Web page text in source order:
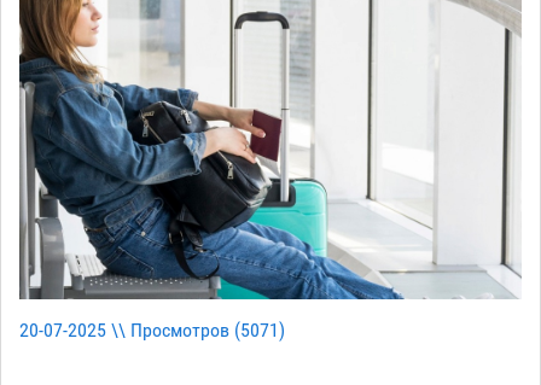
20-07-2025 \\ Просмотров (5071)